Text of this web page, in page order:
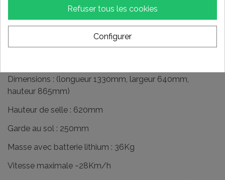
couronne de 76 dents.
Roues : avant 12 pouces et arrière 10 pouces.
Pneus : avant 2.75-12, arrière 3.0-10
Dimensions : (longueur 1330mm, largeur 640mm,
hauteur 865mm)
Hauteur de selle : 620mm
Garde au sol : 250mm
Masse avec batterie lithium : 36Kg
Vitesse maximale ~28Km/h
Refuser tous les cookies
Configurer